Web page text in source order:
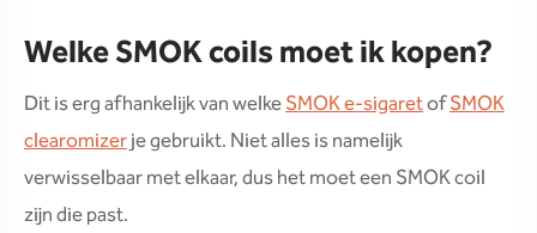
Welke SMOK coils moet ik kopen?
Dit is erg afhankelijk van welkeSMOK e-sigaretofSMOK
clearomizerje gebruikt. Niet alles is namelijk
verwisselbaar met elkaar, dus het moet een SMOK coil
zijn die past.